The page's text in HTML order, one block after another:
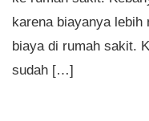
karena biayanya lebih
biaya di rumah sakit.
sudah […]